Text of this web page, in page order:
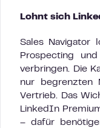
Lohnt sich
Sales Navigator
Prospecting
verbringen. Die
nur begrenzten
Vertrieb. Das
LinkedIn
– dafür